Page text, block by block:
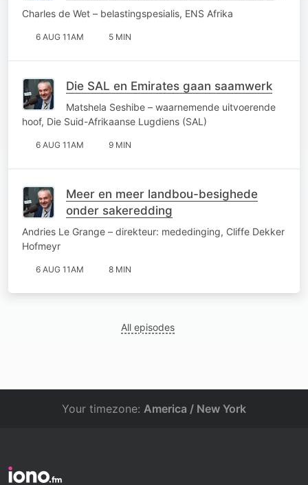
die kurwe
Charles de Wet – belastingspesialis, ENS Afrika
6 AUG 11AM 5 MIN
Die SAL en Emirates gaan saamwerk
Matshela Seshibe – waarnemende uitvoerende
hoof, Die Suid-Afrikaanse Lugdiens (SAL)
6 AUG 11AM 9 MIN
Meer en meer landbou-besighede
onder sakeredding
Andries Le Grange – direkteur: mededinging, Cliffe Dekker
Hofmeyr
6 AUG 11AM 8 MIN
All episodes
Your timezone: America / New York